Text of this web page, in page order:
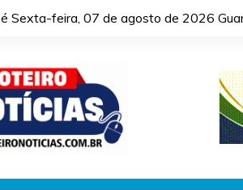
Sexta-feira, 07 de agosto de 2026